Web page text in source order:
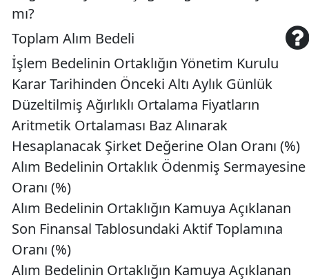
mı?
Toplam Alım Bedeli
İşlem Bedelinin Ortaklığın Yönetim Kurulu
Karar Tarihinden Önceki Altı Aylık Günlük
Düzeltilmiş Ağırlıklı Ortalama Fiyatların
Aritmetik Ortalaması Baz Alınarak
Hesaplanacak Şirket Değerine Olan Oranı (%)
Alım Bedelinin Ortaklık Ödenmiş Sermayesine
Oranı (%)
Alım Bedelinin Ortaklığın Kamuya Açıklanan
Son Finansal Tablosundaki Aktif Toplamına
Oranı (%)
Alım Bedelinin Ortaklığın Kamuya Açıklanan